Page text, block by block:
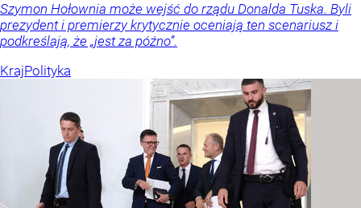
Szymon Hołownia może wejść do rządu Donalda Tuska. Byli
prezydent i premierzy krytycznie oceniają ten scenariusz i
podkreślają, że „jest za późno”.
KrajPolityka